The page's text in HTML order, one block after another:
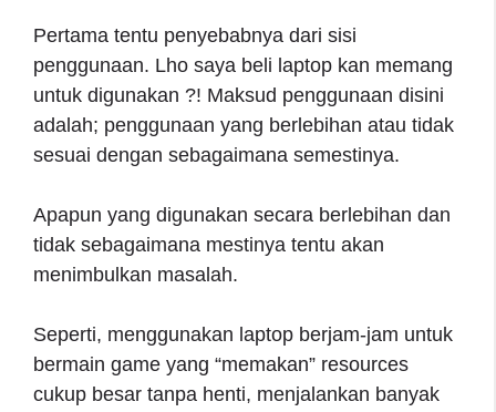
Pertama tentu penyebabnya dari sisi
penggunaan. Lho saya beli laptop kan memang
untuk digunakan ?! Maksud penggunaan disini
adalah; penggunaan yang berlebihan atau tidak
sesuai dengan sebagaimana semestinya.
Apapun yang digunakan secara berlebihan dan
tidak sebagaimana mestinya tentu akan
menimbulkan masalah.
Seperti, menggunakan laptop berjam-jam untuk
bermain game yang “memakan” resources
cukup besar tanpa henti, menjalankan banyak